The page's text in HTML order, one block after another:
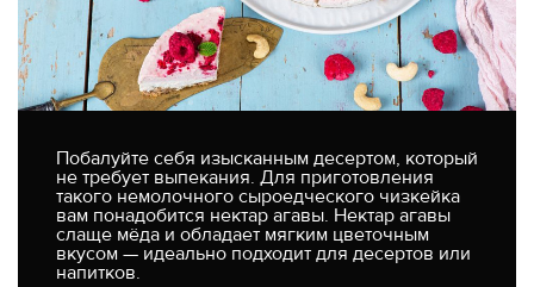
Побалуйте себя изысканным десертом, который
не требует выпекания. Для приготовления
такого немолочного сыроедческого чизкейка
вам понадобится нектар агавы. Нектар агавы
слаще мёда и обладает мягким цветочным
вкусом — идеально подходит для десертов или
напитков.